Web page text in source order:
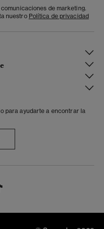
de marketing.
nuestro Política de privacidad
para ayudarte a encontrar la